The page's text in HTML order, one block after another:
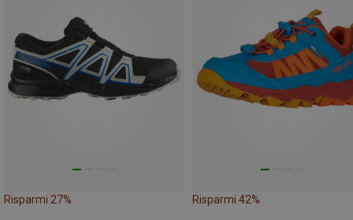
Risparmi 27% Risparmi 42%